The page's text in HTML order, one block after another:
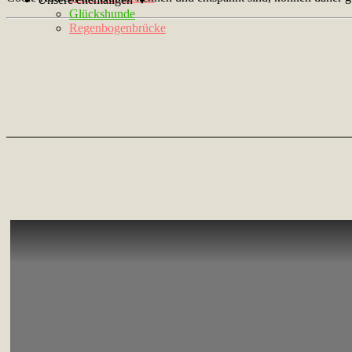
Glückshunde
Regenbogenbrücke